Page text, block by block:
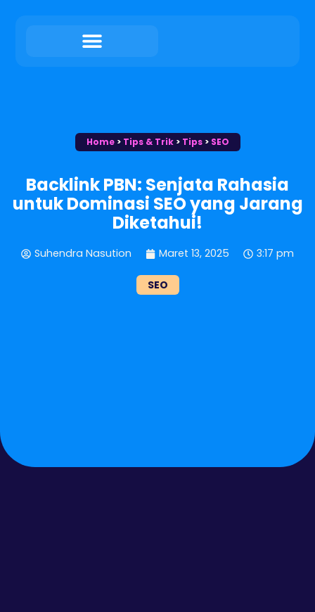
Home> Tips & Trik> Tips> SEO
Backlink PBN: Senjata Rahasia
untuk Dominasi SEO yang Jarang
Diketahui!
Suhendra Nasution Maret 13, 2025 3:17 pm
SEO